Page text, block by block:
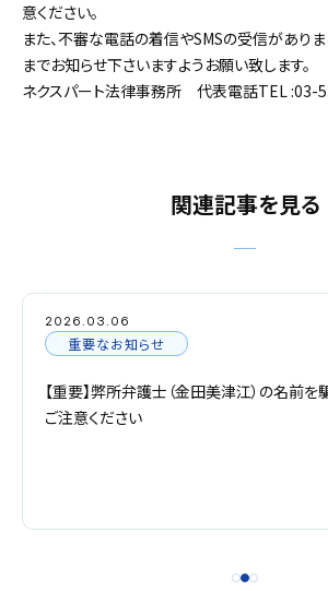
意ください。
また、不審な電話の着信やSMSの受信があり
までお知らせ下さいますようお願い致します。
ネクスパート法律事務所 代表電話TEL :03-
関連記事を見る
2026.03.06
重要なお知らせ
【重要】弊所弁護士（金田美津江）の名前
ご注意ください